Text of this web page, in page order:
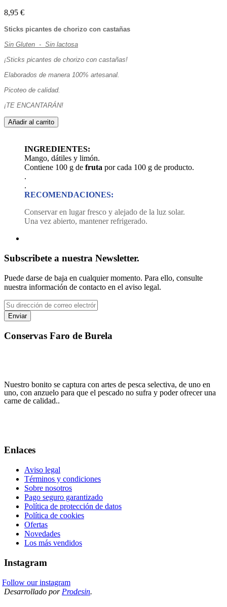
8,95 €
Sticks picantes de chorizo con castañas
Sin Gluten - Sin lactosa
¡Sticks picantes de chorizo con castañas!
Elaborados de manera 100% artesanal.
Picoteo de calidad.
¡TE ENCANTARÁN!
Añadir al carrito
INGREDIENTES:
Mango, dátiles y limón.
Contiene 100 g de fruta por cada 100 g de producto.
.
.
RECOMENDACIONES:
Conservar en lugar fresco y alejado de la luz solar.
Una vez abierto, mantener refrigerado.
Subscribete a nuestra Newsletter.
Puede darse de baja en cualquier momento. Para ello, consulte
nuestra información de contacto en el aviso legal.
Conservas Faro de Burela
Nuestro bonito se captura con artes de pesca selectiva, de uno en
uno, con anzuelo para que el pescado no sufra y poder ofrecer una
carne de calidad..
Enlaces
Aviso legal
Términos y condiciones
Sobre nosotros
Pago seguro garantizado
Política de protección de datos
Política de cookies
Ofertas
Novedades
Los más vendidos
Instagram
Follow our instagram
Desarrollado por Prodesin.